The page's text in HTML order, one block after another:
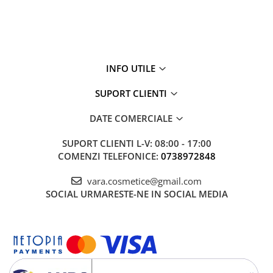
INFO UTILE
SUPORT CLIENTI
DATE COMERCIALE
SUPORT CLIENTI L-V: 08:00 - 17:00
COMENZI TELEFONICE: 0738972848
vara.cosmetice@gmail.com
SOCIAL URMARESTE-NE IN SOCIAL MEDIA